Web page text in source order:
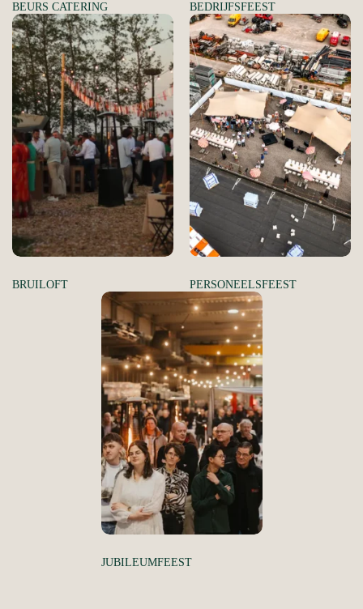
BEURS CATERING BEDRIJFSFEEST
BRUILOFT PERSONEELSFEEST
JUBILEUMFEEST